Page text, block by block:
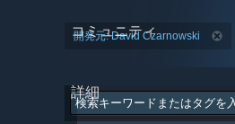
コミュニティ
詳細
開発元: David Czarnowski